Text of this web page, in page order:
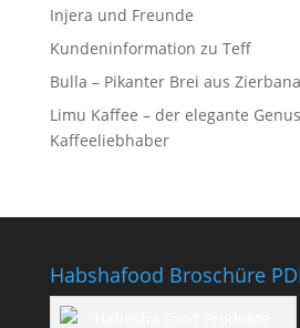
Injera und Freunde
Kundeninformation zu Teff
Bulla – Pikanter Brei aus
Limu Kaffee – der elegante
Kaffeeliebhaber
Habshafood Broschüre